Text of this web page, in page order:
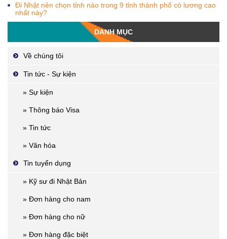
Đi Nhật nên chọn tỉnh nào trong 9 tỉnh thành phố có lương cao
nhất này?
DANH MỤC
Về chúng tôi
Tin tức - Sự kiện
» Sự kiện
» Thông báo Visa
» Tin tức
» Văn hóa
Tin tuyển dụng
» Kỹ sư đi Nhật Bản
» Đơn hàng cho nam
» Đơn hàng cho nữ
» Đơn hàng đặc biệt